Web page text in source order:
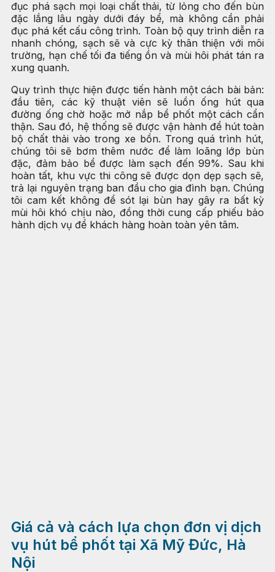
đục phá sạch mọi loại chất thải, từ lỏng cho đến bùn
đặc lắng lâu ngày dưới đáy bể, mà không cần phải
đục phá kết cấu công trình. Toàn bộ quy trình diễn ra
nhanh chóng, sạch sẽ và cực kỳ thân thiện với môi
trường, hạn chế tối đa tiếng ồn và mùi hôi phát tán ra
xung quanh.
Quy trình thực hiện được tiến hành một cách bài bản:
đầu tiên, các kỹ thuật viên sẽ luồn ống hút qua
đường ống chờ hoặc mở nắp bể phốt một cách cẩn
thận. Sau đó, hệ thống sẽ được vận hành để hút toàn
bộ chất thải vào trong xe bồn. Trong quá trình hút,
chúng tôi sẽ bơm thêm nước để làm loãng lớp bùn
đặc, đảm bảo bể được làm sạch đến 99%. Sau khi
hoàn tất, khu vực thi công sẽ được dọn dẹp sạch sẽ,
trả lại nguyên trạng ban đầu cho gia đình bạn. Chúng
tôi cam kết không để sót lại bùn hay gây ra bất kỳ
mùi hôi khó chịu nào, đồng thời cung cấp phiếu bảo
hành dịch vụ để khách hàng hoàn toàn yên tâm.
Giá cả và cách lựa chọn đơn vị dịch
vụ hút bể phốt tại Xã Mỹ Đức, Hà
Nội